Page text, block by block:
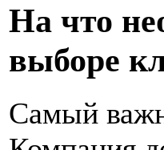
На что
выборе
Самый